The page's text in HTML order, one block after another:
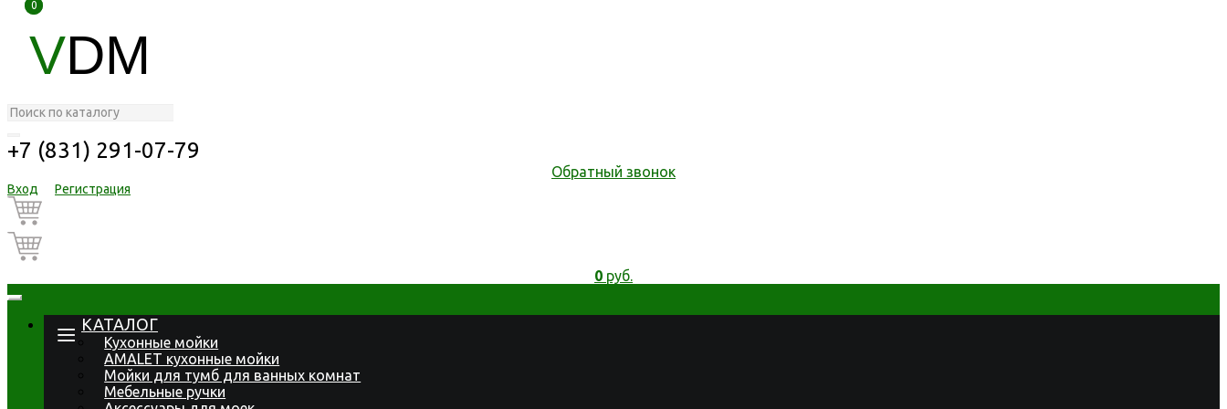
VDM
+7 (831) 291-07-79
Обратный звонок
Вход Регистрация
0
0
0 руб.
КАТАЛОГ
Кухонные мойки
AMALET кухонные мойки
Мойки для тумб для ванных комнат
Мебельные ручки